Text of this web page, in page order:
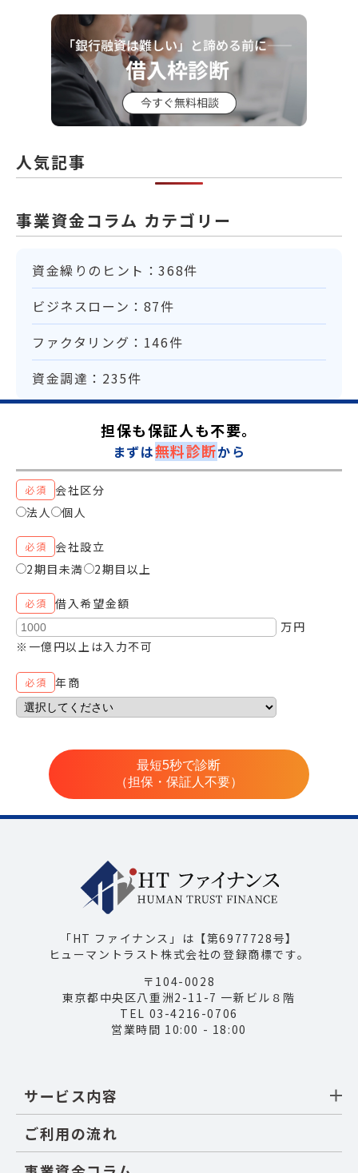
人気記事
事業資金コラム カテゴリー
資金繰りのヒント：368件
ビジネスローン：87件
ファクタリング：146件
資金調達：235件
担保も保証人も不要。
まずは無料診断から
必須
会社区分
法人
個人
必須
会社設立
2期目未満
2期目以上
必須
借入希望金額
万円
※一億円以上は入力不可
必須 年商
最短5秒で診断
（担保・保証人不要）
「HT ファイナンス」は【第6977728号】
ヒューマントラスト株式会社の登録商標です。
〒104-0028
東京都中央区八重洲2-11-7 一新ビル８階
TEL 03-4216-0706
営業時間 10:00 - 18:00
サービス内容
ご利用の流れ